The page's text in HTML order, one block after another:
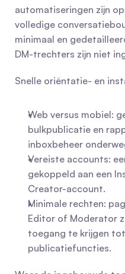
automatiseringen zijn
volledige
minimaal en
DM-trechters zijn niet
Snelle oriëntatie- en
Web versus mobiel:
bulkpublicatie en
inboxbeheer
Vereiste accounts:
gekoppeld aan een
Creator-account.
Minimale rechten:
Editor of Moderator
toegang te krijgen
publicatiefuncties.